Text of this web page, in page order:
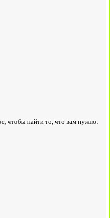
чтобы найти то, что вам нужно.